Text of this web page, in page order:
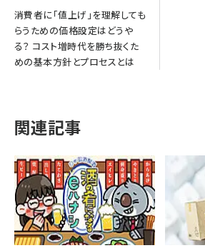
消費者に「値上げ」を理解しても
らうための価格設定はどうや
る？ コスト増時代を勝ち抜くた
めの基本方針とプロセスとは
関連記事